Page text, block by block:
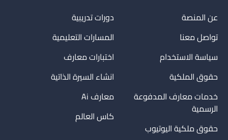
عن المنصة
تواصل معنا
سياسة الاستخدام
حقوق الملكية
خدمات معارف المدفوعة
الرسمية
حقوق ملكية اليوتيوب
دورات تدريبية
المسارات التعليمية
اختبارات معارف
انشاء السيرة الذاتية
معارف Ai
كاس العالم